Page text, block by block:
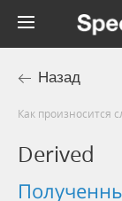
Назад
Как произносится
Derived